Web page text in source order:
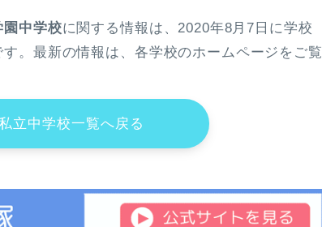
園中学校に関する情報は、2020年8月7日に学校
。最新の情報は、各学校のホームページをご覧
立中学校一覧へ戻る